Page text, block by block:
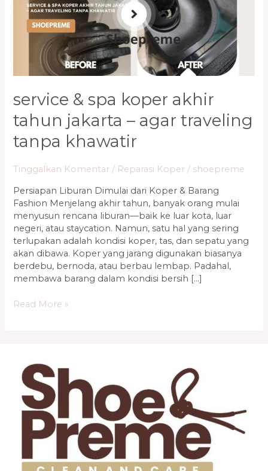
service & spa koper akhir
tahun jakarta – agar traveling
tanpa khawatir
Tinggalkan Komentar / Reparasi Koper / shoepreme
Persiapan Liburan Dimulai dari Koper & Barang
Fashion Menjelang akhir tahun, banyak orang mulai
menyusun rencana liburan—baik ke luar kota, luar
negeri, atau staycation. Namun, satu hal yang sering
terlupakan adalah kondisi koper, tas, dan sepatu yang
akan dibawa. Koper yang jarang digunakan biasanya
berdebu, bernoda, atau berbau lembap. Padahal,
membawa barang dalam kondisi bersih […]
Tahun
Jakarta
Traveling
Read More »